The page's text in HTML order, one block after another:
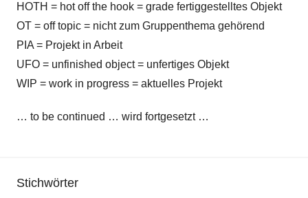
HOTH = hot off the hook = grade fertiggestelltes Objekt
OT = off topic = nicht zum Gruppenthema gehörend
PIA = Projekt in Arbeit
UFO = unfinished object = unfertiges Objekt
WIP = work in progress = aktuelles Projekt
… to be continued … wird fortgesetzt …
Stichwörter